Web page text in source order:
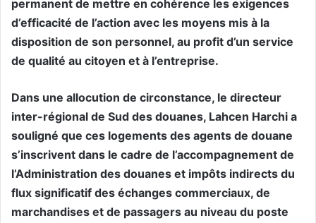
permanent de mettre en cohérence les exigences
d’efficacité de l’action avec les moyens mis à la
disposition de son personnel, au profit d’un service
de qualité au citoyen et à l’entreprise.
Dans une allocution de circonstance, le directeur
inter-régional de Sud des douanes, Lahcen Harchi a
souligné que ces logements des agents de douane
s’inscrivent dans le cadre de l’accompagnement de
l’Administration des douanes et impôts indirects du
flux significatif des échanges commerciaux, de
marchandises et de passagers au niveau du poste